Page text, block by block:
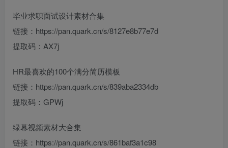
毕业求职面试设计素材合集
链接：https://pan.quark.cn/s/8127e8b77e7d
提取码：AX7j
HR最喜欢的100个满分简历模板
链接：https://pan.quark.cn/s/839aba2334db
提取码：GPWj
绿幕视频素材大合集
链接：https://pan.quark.cn/s/861baf3a1c98